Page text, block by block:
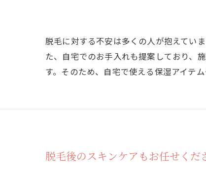
脱毛に対する不安は多くの人が抱えてい
た、自宅でのお手入れも提案しており、
す。そのため、自宅で使える保湿アイテ
脱毛後のスキンケアもお任せくだ